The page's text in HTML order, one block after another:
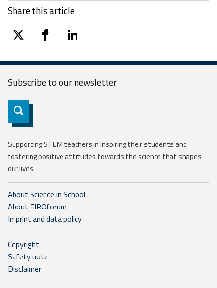
Share this article
twitter facebooklinkedin
Subscribe to ournewsletter
Subscribe
Supporting STEM teachers in inspiring their students and
fostering positive attitudes towards the science that shapes
our lives.
About Science in School
About EIROforum
Imprint and data policy
Copyright
Safety note
Disclaimer